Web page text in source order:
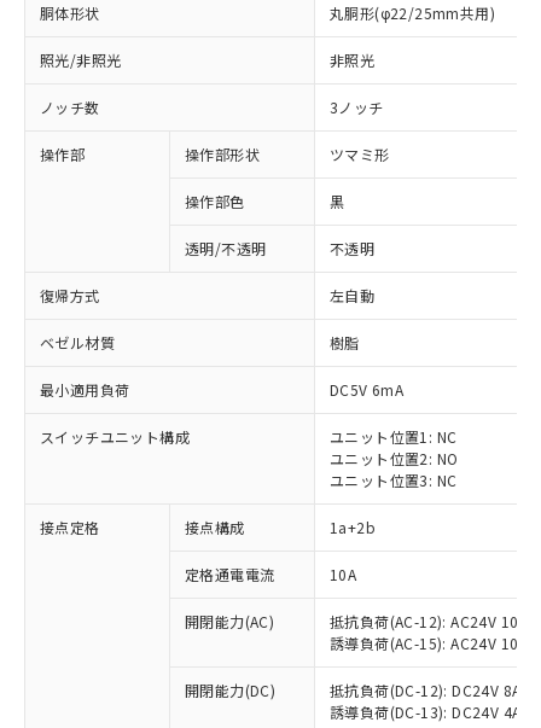
胴体形状 丸胴形(φ22/25mm共用)
照光/非照光 非照光
ノッチ数 3ノッチ
操作部 操作部形状 ツマミ形
操作部色 黒
透明/不透明 不透明
復帰方式 左自動
ベゼル材質 樹脂
最小適用負荷 DC5V 6mA
スイッチユニット構成
ユニット位置1: NC
ユニット位置2: NO
ユニット位置3: NC
接点定格 接点構成 1a+2b
定格通電電流 10A
開閉能力(AC)
抵抗負荷(AC-12): AC24V 10A/
誘導負荷(AC-15): AC24V
開閉能力(DC)
抵抗負荷(DC-12): DC24V 8A/
誘導負荷(DC-13): DC24V 4A/
ご利用条件
対応済み：EU RoHS指令（10物質）の
非含有に対応した製品が提供可能な商品で
有に対応した製品に切り替える予定のある